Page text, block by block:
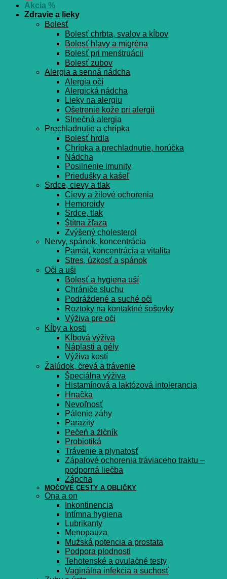
Akcia %
Zdravie a lieky
Bolesť
Bolesť chrbta, svalov a kĺbov
Bolesť hlavy a migréna
Bolesť pri menštruácii
Bolesť zubov
Alergia a senná nádcha
Alergia očí
Alergická nádcha
Lieky na alergiu
Ošetrenie kože pri alergii
Slnečná alergia
Prechladnutie a chrípka
Bolesť hrdla
Chrípka a prechladnutie, horúčka
Nádcha
Posilnenie imunity
Priedušky a kašeľ
Srdce, cievy a tlak
Cievy a žilové ochorenia
Hemoroidy
Srdce, tlak
Štítna žľaza
Zvýšený cholesterol
Nervy, spánok, koncentrácia
Pamät, koncentrácia a vitalita
Stres, úzkosť a spánok
Oči a uši
Bolesť a hygiena uší
Chrániče sluchu
Podráždené a suché oči
Roztoky na kontaktné šošovky
Výživa pre oči
Kĺby a kosti
Kĺbová výživa
Náplasti a gély
Výživa kostí
Žalúdok, črevá a trávenie
Špeciálna výživa
Histamínová a laktózová intolerancia
Hnačka
Nevoľnosť
Pálenie záhy
Parazity
Pečeň a žlčník
Probiotiká
Trávenie a plynatosť
Zápalové ochorenia tráviaceho traktu –
podporná liečba
Zápcha
MOČOVÉ CESTY A OBLIČKY
Ona a on
Inkontinencia
Intímna hygiena
Lubrikanty
Menopauza
Mužská potencia a prostata
Podpora plodnosti
Tehotenské a ovulačné testy
Vaginálna infekcia a suchosť